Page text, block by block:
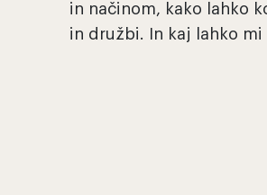
in načinom, kako lahko
in družbi. In kaj lahko mi